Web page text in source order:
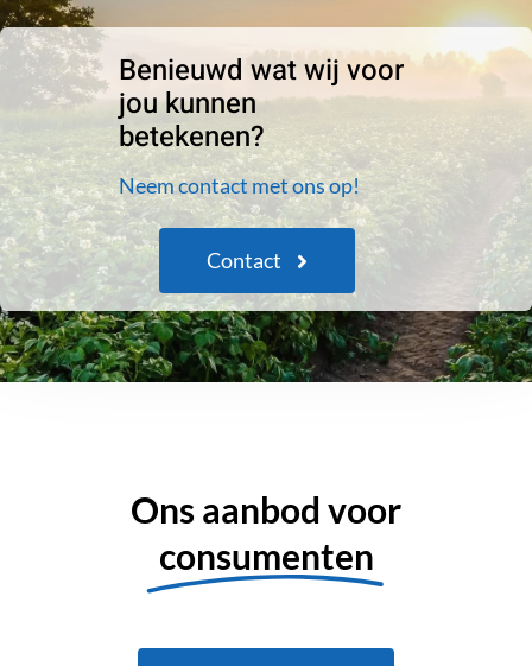
Benieuwd wat wij voor
jou kunnen
betekenen?
Neem contact met ons op!
Contact
Ons aanbod voor
consumenten